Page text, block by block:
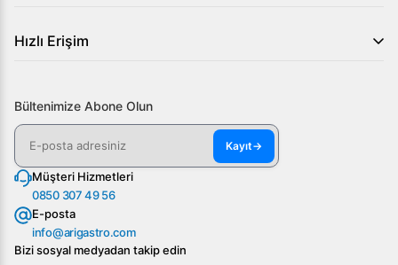
Hızlı Erişim
Bültenimize Abone Olun
Kayıt→
Müşteri Hizmetleri
0850 307 49 56
E-posta
info@arigastro.com
Bizi sosyal medyadan takip edin